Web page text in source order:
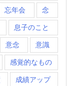
忘年会 念
息子のこと
意念 意識
感覚的なもの
成績アップ